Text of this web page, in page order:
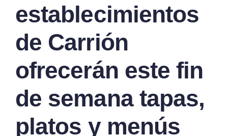
establecimientos
de Carrión
ofrecerán este fin
de semana tapas,
platos y menús